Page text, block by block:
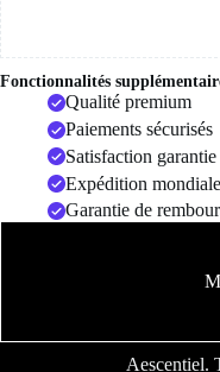
Fonctionnalités
Qualité premium
Paiements sécurisés
Satisfaction garantie
Expédition mondiale
Garantie de
Aescentiel.